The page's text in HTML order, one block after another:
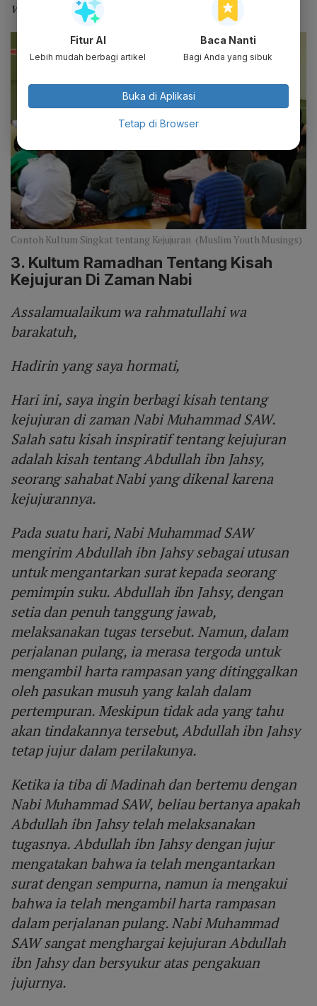
warahmatullahi wabarakatuh.
Contoh Kultum Singkat tentang Kejujuran (Muslim Youth Musings)
3. Kultum Ramadhan Tentang Kisah
Kejujuran Di Zaman Nabi
Assalamualaikum wa rahmatullahi wa
barakatuh,
Hadirin yang saya hormati,
Hari ini, saya ingin berbagi kisah tentang
kejujuran di zaman Nabi Muhammad SAW.
Salah satu kisah inspiratif tentang kejujuran
adalah kisah tentang Abdullah ibn Jahsy,
seorang sahabat Nabi yang dikenal karena
kejujurannya.
Pada suatu hari, Nabi Muhammad SAW
mengirim Abdullah ibn Jahsy sebagai utusan
untuk mengantarkan surat kepada seorang
pemimpin suku. Abdullah ibn Jahsy, dengan
setia dan penuh tanggung jawab,
melaksanakan tugas tersebut. Namun, dalam
perjalanan pulang, ia merasa tergoda untuk
mengambil harta rampasan yang ditinggalkan
oleh pasukan musuh yang kalah dalam
pertempuran. Meskipun tidak ada yang tahu
akan tindakannya tersebut, Abdullah ibn Jahsy
tetap jujur dalam perilakunya.
Ketika ia tiba di Madinah dan bertemu dengan
Nabi Muhammad SAW, beliau bertanya apakah
Abdullah ibn Jahsy telah melaksanakan
tugasnya. Abdullah ibn Jahsy dengan jujur
mengatakan bahwa ia telah mengantarkan
surat dengan sempurna, namun ia mengakui
bahwa ia telah mengambil harta rampasan
dalam perjalanan pulang. Nabi Muhammad
SAW sangat menghargai kejujuran Abdullah
ibn Jahsy dan bersyukur atas pengakuan
jujurnya.
Fitur AI
Lebih mudah berbagi artikel
Baca Nanti
Bagi Anda yang sibuk
Buka di Aplikasi
Tetap di Browser